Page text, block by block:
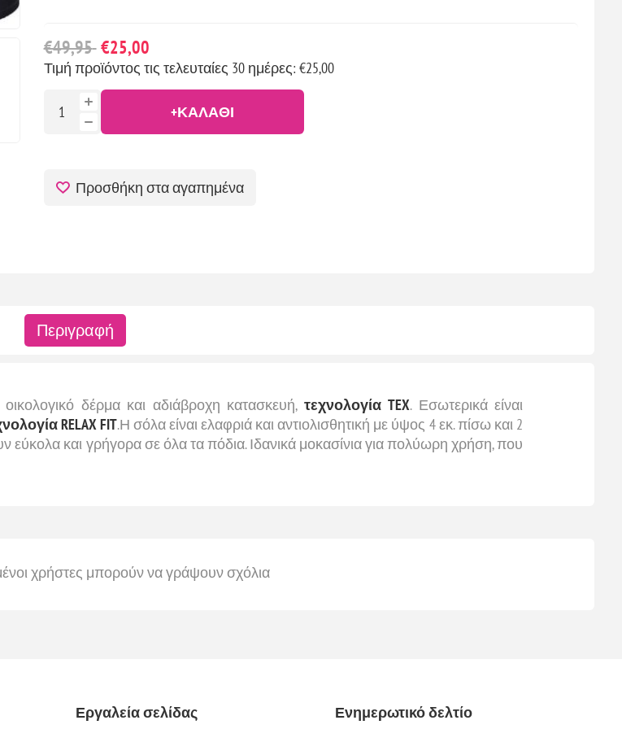
€49,95 €25,00
Τιμή προϊόντος τις τελευταίες 30 ημέρες: €25,00
+ΚΑΛΆΘΙ
Προσθήκη στα αγαπημένα
Περιγραφή
δέρμα και αδιάβροχη κατασκευή, τεχνολογία TEX. Εσωτερικά είναι
RELAX FIT.Η σόλα είναι ελαφριά και αντιολισθητική με ύψος 4 εκ. πίσω και 2
εύκολα και γρήγορα σε όλα τα πόδια. Ιδανικά μοκασίνια για πολύωρη χρήση, που
χρήστες μπορούν να γράψουν σχόλια
Εργαλεία σελίδας Ενημερωτικό δελτίο